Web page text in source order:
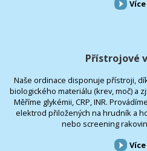
Více
Přístrojové
Naše ordinace disponuje přístroji,
biologického materiálu (krev, moč) a
Měříme glykémii, CRP, INR.
elektrod přiložených na hrudník a
nebo screening
Více